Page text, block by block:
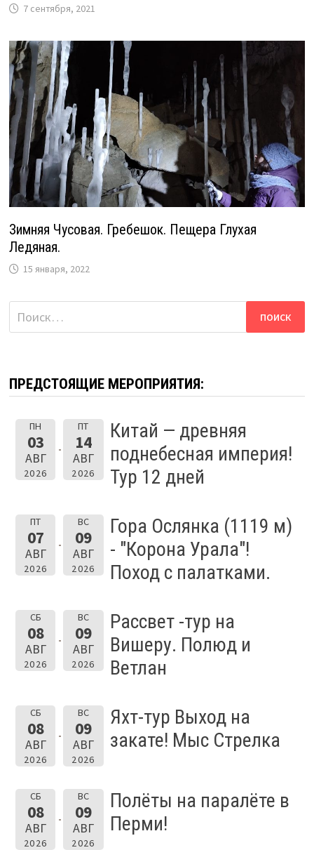
7 сентября, 2021
Зимняя Чусовая. Гребешок. Пещера Глухая
Ледяная.
15 января, 2022
Найти:
ПРЕДСТОЯЩИЕ МЕРОПРИЯТИЯ:
ПН
03
АВГ
2026
ПТ
14
АВГ
2026
Китай — древняя
поднебесная империя!
Тур 12 дней
ПТ
07
АВГ
2026
ВС
09
АВГ
2026
Гора Ослянка (1119 м)
- "Корона Урала"!
Поход с палатками.
СБ
08
АВГ
2026
ВС
09
АВГ
2026
Рассвет -тур на
Вишеру. Полюд и
Ветлан
СБ
08
АВГ
2026
ВС
09
АВГ
2026
Яхт-тур Выход на
закате! Мыс Стрелка
СБ
08
АВГ
2026
ВС
09
АВГ
2026
Полёты на паралёте в
Перми!